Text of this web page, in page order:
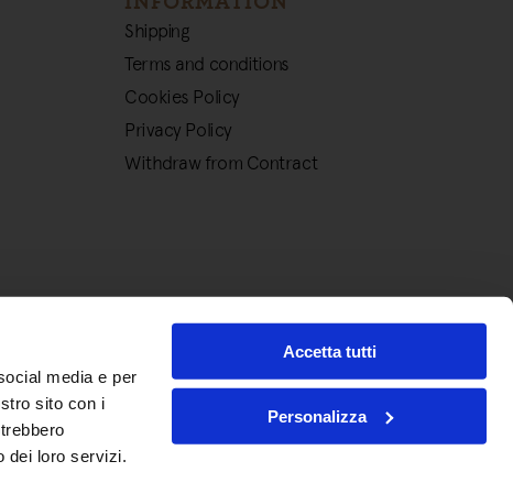
media e per
sito con i
dei loro servizi.
Accetta tutti
Personalizza
Shipping
Terms and conditions
Cookies Policy
Privacy Policy
Withdraw from Contract